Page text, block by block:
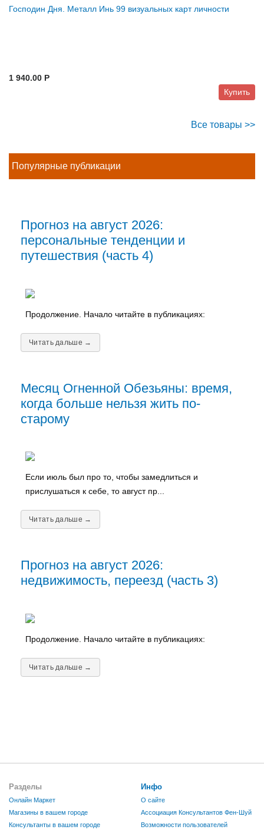
Господин Дня. Металл Инь 99 визуальных карт личности
1 940.00 P
Купить
Все товары >>
Популярные публикации
Прогноз на август 2026:
персональные тенденции и
путешествия (часть 4)
Продолжение. Начало читайте в публикациях:
Читать дальше →
Месяц Огненной Обезьяны: время,
когда больше нельзя жить по-
старому
Если июль был про то, чтобы замедлиться и
прислушаться к себе, то август пр...
Читать дальше →
Прогноз на август 2026:
недвижимость, переезд (часть 3)
Продолжение. Начало читайте в публикациях:
Читать дальше →
Разделы
Онлайн Маркет
Магазины в вашем городе
Консультанты в вашем городе
Инфо
О сайте
Ассоциация Консультантов Фен-Шуй
Возможности пользователей